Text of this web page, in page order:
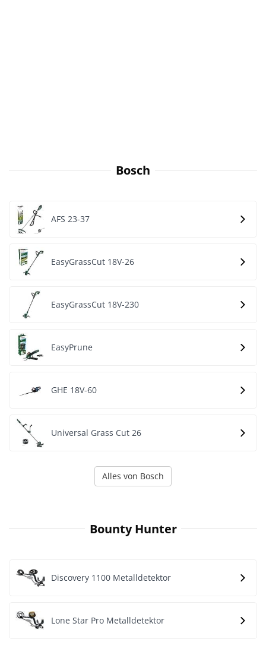
Bosch
AFS 23-37
EasyGrassCut 18V-26
EasyGrassCut 18V-230
EasyPrune
GHE 18V-60
Universal Grass Cut 26
Alles von Bosch
Bounty Hunter
Discovery 1100 Metalldetektor
Lone Star Pro Metalldetektor